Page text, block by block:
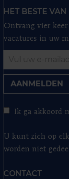
HET BESTE
Ontvang vier
vacatures in uw
AANMELDEN
Ik ga akkoord
U kunt zich op
worden niet
CONTACT